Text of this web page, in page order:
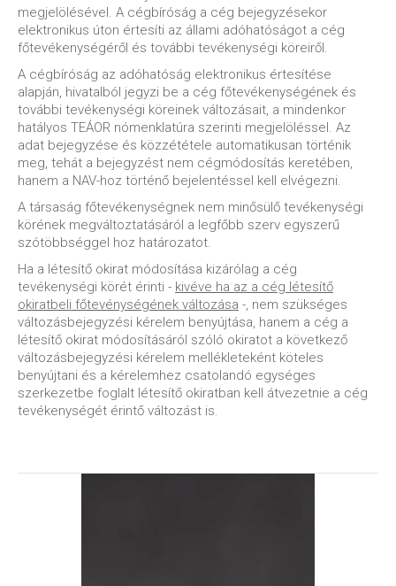
megjelölésével. A cégbíróság a cég bejegyzésekor
elektronikus úton értesíti az állami adóhatóságot a cég
főtevékenységéről és további tevékenységi köreiről.
A cégbíróság az adóhatóság elektronikus értesítése
alapján, hivatalból jegyzi be a cég főtevékenységének és
további tevékenységi köreinek változásait, a mindenkor
hatályos TEÁOR nómenklatúra szerinti megjelöléssel. Az
adat bejegyzése és közzététele automatikusan történik
meg, tehát a bejegyzést nem cégmódosítás keretében,
hanem a NAV-hoz történő bejelentéssel kell elvégezni.
A társaság főtevékenységnek nem minősülő tevékenységi
körének megváltoztatásáról a legfőbb szerv egyszerű
szótöbbséggel hoz határozatot.
Ha a létesítő okirat módosítása kizárólag a cég
tevékenységi körét érinti - kivéve ha az a cég létesítő
okiratbeli főtevénységének változása -, nem szükséges
változásbejegyzési kérelem benyújtása, hanem a cég a
létesítő okirat módosításáról szóló okiratot a következő
változásbejegyzési kérelem mellékleteként köteles
benyújtani és a kérelemhez csatolandó egységes
szerkezetbe foglalt létesítő okiratban kell átvezetnie a cég
tevékenységét érintő változást is.